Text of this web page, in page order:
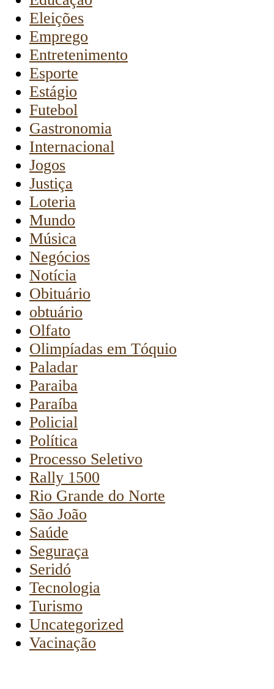
Eleições
Emprego
Entretenimento
Esporte
Estágio
Futebol
Gastronomia
Internacional
Jogos
Justiça
Loteria
Mundo
Música
Negócios
Notícia
Obituário
obtuário
Olfato
Olimpíadas em Tóquio
Paladar
Paraiba
Paraíba
Policial
Política
Processo Seletivo
Rally 1500
Rio Grande do Norte
São João
Saúde
Seguraça
Seridó
Tecnologia
Turismo
Uncategorized
Vacinação